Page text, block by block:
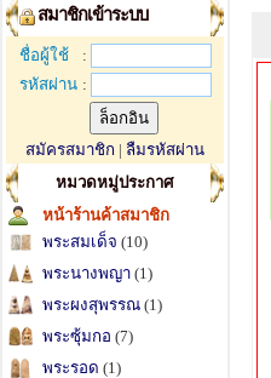
สมาชิกเข้าระบบ
ชื่อผู้ใช้
:
รหัสผ่าน :
สมัครสมาชิก | ลืมรหัสผ่าน
หมวดหมู่ประกาศ
หน้าร้านค้าสมาชิก
พระสมเด็จ (10)
พระนางพญา (1)
พระผงสุพรรณ (1)
พระซุ้มกอ (7)
พระรอด (1)